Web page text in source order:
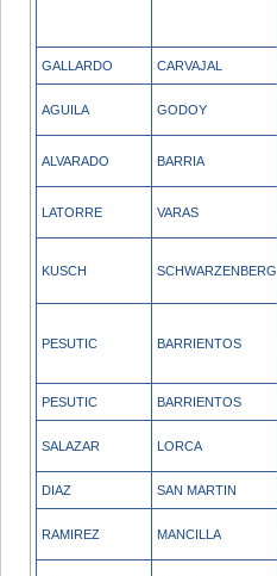
GALLARDO CARVAJAL
AGUILA GODOY
ALVARADO BARRIA
LATORRE VARAS
KUSCH SCHWARZENBERG
PESUTIC BARRIENTOS
PESUTIC BARRIENTOS
SALAZAR LORCA
DIAZ SAN MARTIN
RAMIREZ MANCILLA